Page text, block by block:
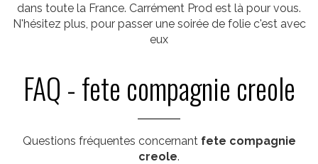
dans toute la France. Carrément Prod est là pour vous.
N'hésitez plus, pour passer une soirée de folie c'est avec
eux
FAQ - fete compagnie creole
Questions fréquentes concernant fete compagnie
creole.